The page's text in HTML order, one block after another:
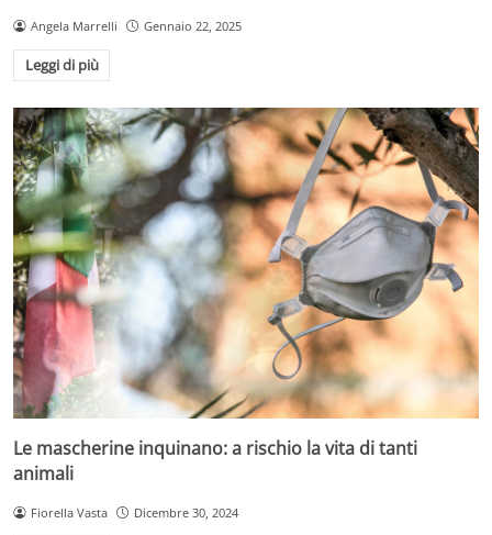
Angela Marrelli Gennaio 22, 2025
Leggi di più
Le mascherine inquinano: a rischio la vita di tanti
animali
Fiorella Vasta Dicembre 30, 2024